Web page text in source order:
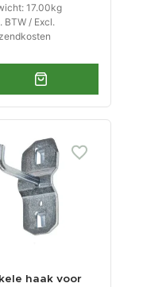
17.00kg
BTW / Excl.
haak voor